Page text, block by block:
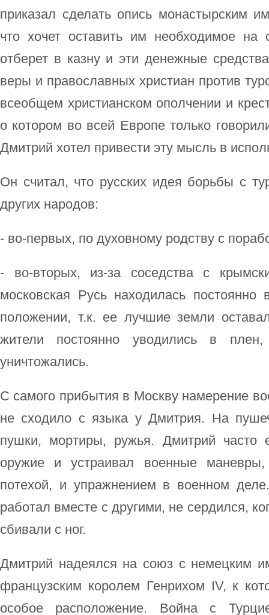
приказал сделать опись монастырским
что хочет оставить им необходимое на
отберет в казну и эти денежные
веры и православных христиан против
всеобщем христианском ополчении и
о котором во всей Европе только
Дмитрий хотел привести эту мысль в
Он считал, что русских идея борьбы с
других народов:
- во-первых, по духовному родству с
- во-вторых, из-за соседства с
московская Русь находилась
положении, т.к. ее лучшие земли
жители постоянно уводились в
уничтожались.
С самого прибытия в Москву намерение
не сходило с языка у Дмитрия. На
пушки, мортиры, ружья. Дмитрий часто
оружие и устраивал военные
потехой, и упражнением в военном
работал вместе с другими, не сердился,
сбивали с ног.
Дмитрий надеялся на союз с немецким
французским королем Генрихом IV, к
особое расположение. Война с